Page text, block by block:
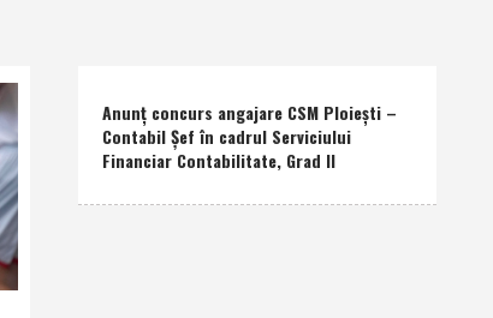
Anunţ concurs angajare CSM Ploieşti –
Contabil Şef în cadrul Serviciului
Financiar Contabilitate, Grad II